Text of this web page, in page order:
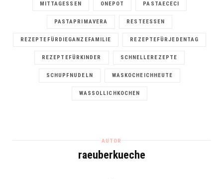
MITTAGESSEN ONEPOT PASTAECECI
PASTAPRIMAVERA RESTEESSEN
REZEPTEFÜRDIEGANZEFAMILIE REZEPTEFÜRJEDENTAG
REZEPTEFÜRKINDER SCHNELLEREZEPTE
SCHUPFNUDELN WASKOCHEICHHEUTE
WASSOLLICHKOCHEN
AUTOR
raeuberkueche